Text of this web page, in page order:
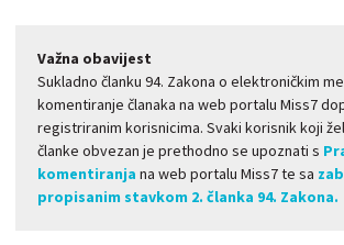
Važna obavijest
Sukladno članku 94. Zakona o elektroničkim
komentiranje članaka na web portalu Miss7
registriranim korisnicima. Svaki korisnik koji
članke obvezan je prethodno se upoznati s
komentiranja na web portalu Miss7 te sa
propisanim stavkom 2. članka 94. Zakona.